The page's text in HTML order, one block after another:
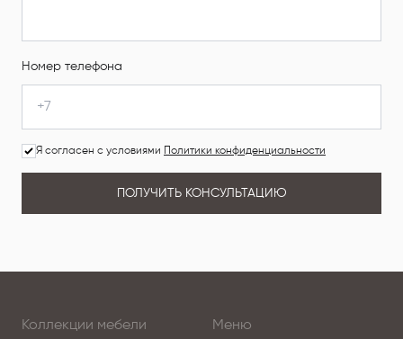
Номер телефона
Я согласен с условиями Политики конфиденциальности
ПОЛУЧИТЬ КОНСУЛЬТАЦИЮ
Коллекции мебели
Меню